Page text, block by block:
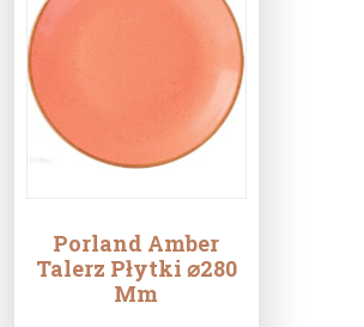
Porland Amber
Talerz Płytki ⌀280
Mm